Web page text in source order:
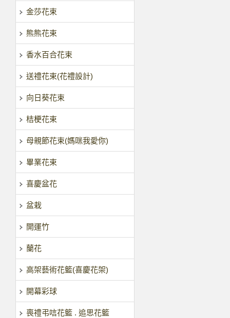
金莎花束
熊熊花束
香水百合花束
送禮花束(花禮設計)
向日葵花束
桔梗花束
母親節花束(媽咪我愛你)
畢業花束
喜慶盆花
盆栽
開運竹
蘭花
高架藝術花籃(喜慶花架)
開幕彩球
喪禮弔唁花籃 . 追思花籃